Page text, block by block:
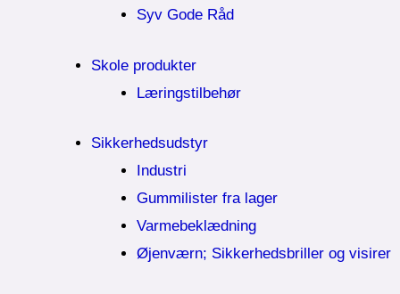
Syv Gode Råd
Skole produkter
Læringstilbehør
Sikkerhedsudstyr
Industri
Gummilister fra lager
Varmebeklædning
Øjenværn; Sikkerhedsbriller og visirer